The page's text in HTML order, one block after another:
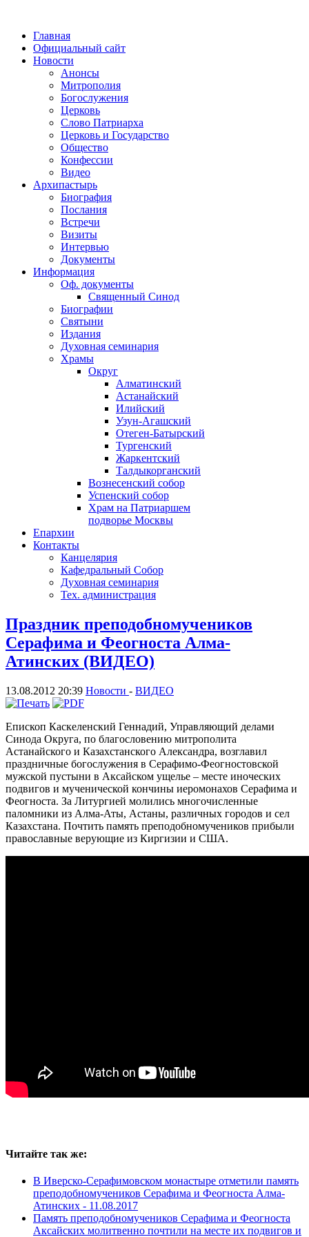
Главная
Официальный сайт
Новости
Анонсы
Митрополия
Богослужения
Церковь
Слово Патриарха
Церковь и Государство
Общество
Конфессии
Видео
Архипастырь
Биография
Послания
Встречи
Визиты
Интервью
Документы
Информация
Оф. документы
Священный Синод
Биографии
Святыни
Издания
Духовная семинария
Храмы
Округ
Алматинский
Астанайский
Илийский
Узун-Агашский
Отеген-Батырский
Тургенский
Жаркентский
Талдыкорганский
Вознесенский собор
Успенский собор
Храм на Патриаршем
подворье Москвы
Епархии
Контакты
Канцелярия
Кафедральный Собор
Духовная семинария
Тех. администрация
Праздник преподобномучеников
Серафима и Феогноста Алма-
Атинских (ВИДЕО)
13.08.2012 20:39 Новости - ВИДЕО
Епископ Каскеленский Геннадий, Управляющий делами
Синода Округа, по благословению митрополита
Астанайского и Казахстанского Александра, возглавил
праздничные богослужения в Серафимо-Феогностовской
мужской пустыни в Аксайском ущелье – месте иноческих
подвигов и мученической кончины иеромонахов Серафима и
Феогноста. За Литургией молились многочисленные
паломники из Алма-Аты, Астаны, различных городов и сел
Казахстана. Почтить память преподобномучеников прибыли
православные верующие из Киргизии и США.
Читайте так же:
В Иверско-Серафимовском монастыре отметили память
преподобномучеников Серафима и Феогноста Алма-
Атинских - 11.08.2017
Память преподобномучеников Серафима и Феогноста
Аксайских молитвенно почтили на месте их подвигов и